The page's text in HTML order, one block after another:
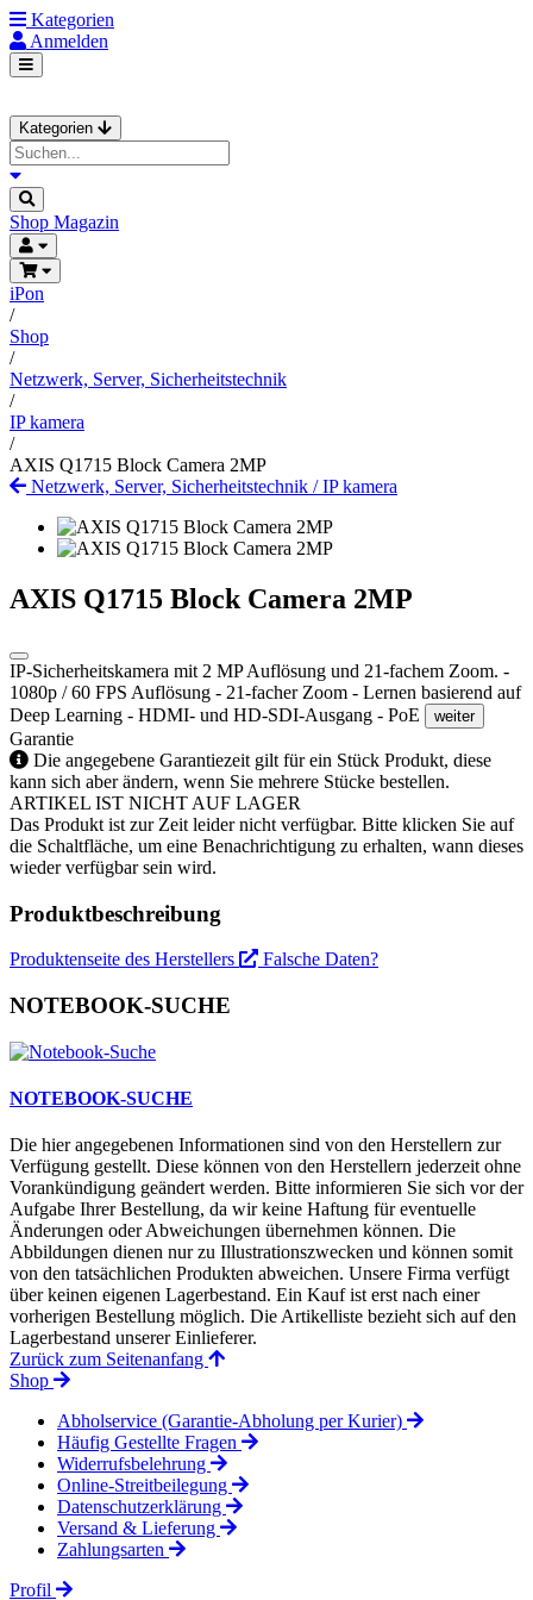
Kategorien
Anmelden
Kategorien
Shop Magazin
iPon
/
Shop
/
Netzwerk, Server, Sicherheitstechnik
/
IP kamera
/
AXIS Q1715 Block Camera 2MP
Netzwerk, Server, Sicherheitstechnik /IP kamera
AXIS Q1715 Block Camera 2MP
IP-Sicherheitskamera mit 2 MP Auflösung und 21-fachem Zoom. -
1080p / 60 FPS Auflösung - 21-facher Zoom - Lernen basierend auf
Deep Learning - HDMI- und HD-SDI-Ausgang - PoE
weiter
Garantie
Die angegebene Garantiezeit gilt für ein Stück Produkt, diese
kann sich aber ändern, wenn Sie mehrere Stücke bestellen.
ARTIKEL IST NICHT AUF LAGER
Das Produkt ist zur Zeit leider nicht verfügbar. Bitte klicken Sie auf
die Schaltfläche, um eine Benachrichtigung zu erhalten, wann dieses
wieder verfügbar sein wird.
Produktbeschreibung
Produktenseite des Herstellers Falsche Daten?
NOTEBOOK-SUCHE
NOTEBOOK-SUCHE
Die hier angegebenen Informationen sind von den Herstellern zur
Verfügung gestellt. Diese können von den Herstellern jederzeit ohne
Vorankündigung geändert werden. Bitte informieren Sie sich vor der
Aufgabe Ihrer Bestellung, da wir keine Haftung für eventuelle
Änderungen oder Abweichungen übernehmen können. Die
Abbildungen dienen nur zu Illustrationszwecken und können somit
von den tatsächlichen Produkten abweichen. Unsere Firma verfügt
über keinen eigenen Lagerbestand. Ein Kauf ist erst nach einer
vorherigen Bestellung möglich. Die Artikelliste bezieht sich auf den
Lagerbestand unserer Einlieferer.
Zurück zum Seitenanfang
Shop
Abholservice (Garantie-Abholung per Kurier)
Häufig Gestellte Fragen
Widerrufsbelehrung
Online-Streitbeilegung
Datenschutzerklärung
Versand & Lieferung
Zahlungsarten
Profil